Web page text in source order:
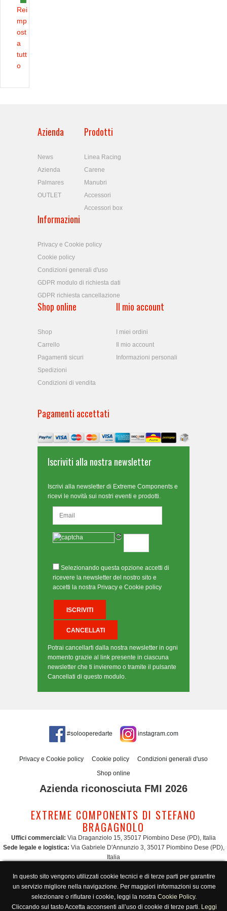
Rei
mp
ost
a
tutt
o
Azienda
News
Azienda
Palmares
OUTLET
Prodotti
Linea Racing
Carene
Manubri
Accessori
Accessori box
Informazioni
Privacy e Cookie policy
Cookie policy
Condizioni generali d'uso
GDPR modulo di richiesta dati
GDPR richiesta cancellazione
Shop online
Shop
Carrello
Pagamenti sicuri
Spedizioni
Condizioni di vendita
Il mio account
I miei ordini
Il mio account
Informazioni personali
Pagamenti accettati
Iscriviti alla nostra newsletter
Iscrivi alla newsletter di Extreme Components e
ricevi le novità sui nostri eventi e prodotti.
Selezionando questa opzione accetti di
ricevere la newsletter del nostro sito e
accetti la nostra Privacy e Cookie policy
Potrai cancellarti dalla nostra newsletter in ogni
momento grazie al link presente in ciascuna
newsletter che ti invieremo o tramite il pulsante
Cancellati di questo modulo.
#solooperedarte instagram.com
Privacy e Cookie policy Cookie policy
Condizioni generali d'uso
Shop online
Azienda riconosciuta FMI 2026
EXTREME COMPONENTS DI STEFANO
BRAGAGNOLO
Uffici commerciali: Via Draganziolo 15, 35017 Piombino Dese (PD), Italia
Sede legale e logistica: Via Gabriele D'Annunzio 3, 35017 Piombino Dese (PD),
Italia
commercial@extreme-components.com
Supporto tecnico: technical@extreme-components.com-PEC: extreme-
components@pec.it
C.F.:BRGSFN69H30B563S -P.Iva:04230160287
In questo sito vengono utilizzati cookie tecnici e di terze parti per garantire
un servizio migliore nella navigazione. Per maggiori informazioni su come
selezionare o rifiutare i cookie, leggi la nostra Cookie Policy.
Cliccando sul tasto Accetta acconsenti all’uso di cookie di terze parti. Leggi